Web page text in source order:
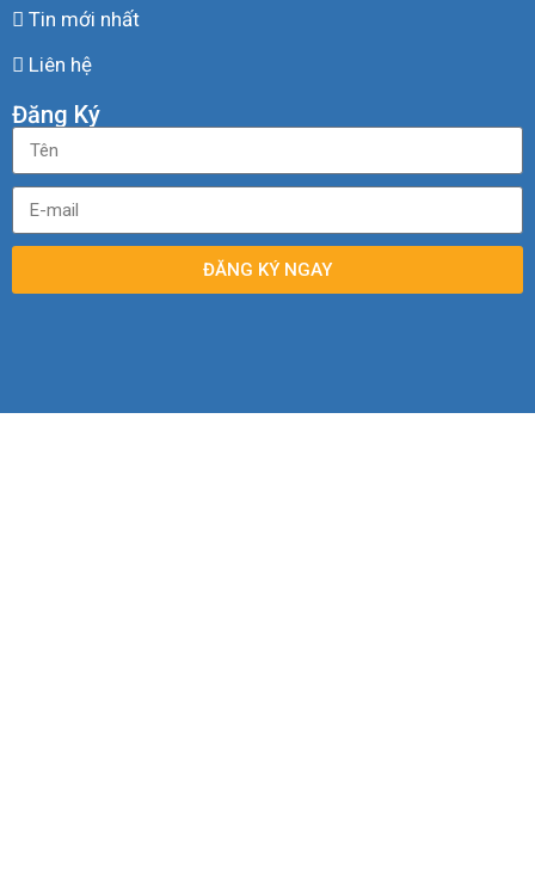
Tin mới nhất
Liên hệ
Đăng Ký
ĐĂNG KÝ NGAY